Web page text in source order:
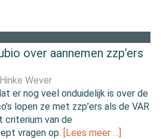
over aannemen zzp’ers
Hinke Wever
er nog veel onduidelijk is over de
lopen ze met zzp’ers als de VAR
criterium van de
vragen op. [Lees meer …]